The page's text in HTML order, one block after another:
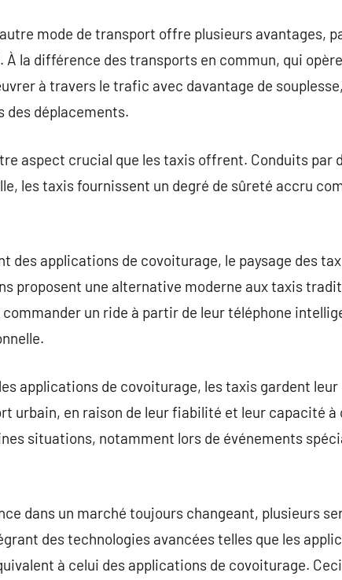
mode de transport offre plusieurs avantages,
À la différence des transports en commun, qui
à travers le trafic avec davantage de
des déplacements.
aspect crucial que les taxis offrent. Conduits par
les taxis fournissent un degré de sûreté accru
des applications de covoiturage, le paysage des
proposent une alternative moderne aux taxis
un ride à partir de leur téléphone
applications de covoiturage, les taxis gardent
urbain, en raison de leur fiabilité et leur capacité
situations, notamment lors de événements
dans un marché toujours changeant, plusieurs
des technologies avancées telles que les
à celui des applications de covoiturage.